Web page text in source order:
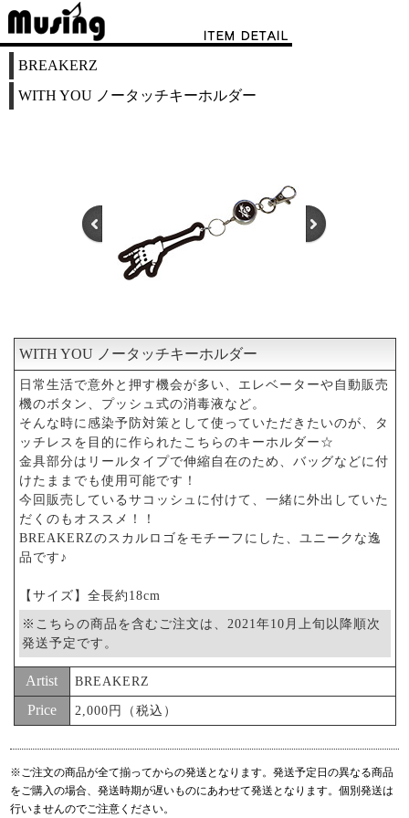
BREAKERZ
WITH YOU ノータッチキーホルダー
2
WITH YOU ノータッチキーホルダー
日常生活で意外と押す機会が多い、エレベーターや自動販売
機のボタン、プッシュ式の消毒液など。
そんな時に感染予防対策として使っていただきたいのが、タ
ッチレスを目的に作られたこちらのキーホルダー☆
金具部分はリールタイプで伸縮自在のため、バッグなどに付
けたままでも使用可能です！
今回販売しているサコッシュに付けて、一緒に外出していた
だくのもオススメ！！
BREAKERZのスカルロゴをモチーフにした、ユニークな逸
品です♪
【サイズ】全長約18cm
※こちらの商品を含むご注文は、2021年10月上旬以降順次
発送予定です。
Artist BREAKERZ
Price 2,000円（税込）
※ご注文の商品が全て揃ってからの発送となります。発送予定日の異なる商品
をご購入の場合、発送時期が遅いものにあわせて発送となります。個別発送は
行いませんのでご注意ください。